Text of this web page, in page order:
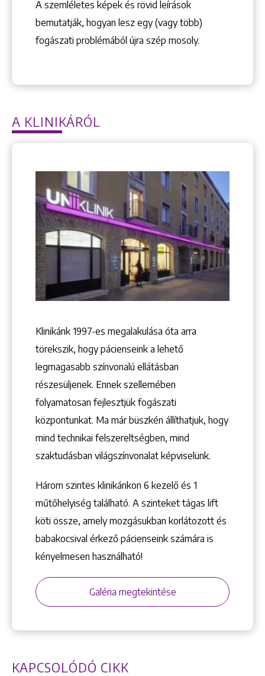
+36 1 222 7250
+36 1 222 9150
1148 Budapest, Örs vezér tere 2.
Keresés
A szemléletes képek és rövid leírások
bemutatják, hogyan lesz egy (vagy több)
fogászati problémából újra szép mosoly.
A KLINIKÁRÓL
Klinikánk 1997-­es megalakulása óta arra
törekszik, hogy pácienseink a lehető
legmagasabb színvonalú ellátásban
részesüljenek. Ennek szellemében
folyamatosan fejlesztjük fogászati
központunkat. Ma már büszkén állíthatjuk, hogy
mind technikai felszereltségben, mind
szaktudásban világszínvonalat képviselünk.
Három szintes klinikánkon 6 kezelő ­és 1
műtőhelyiség található. A szinteket tágas lift
köti össze, amely mozgásukban korlátozott és
babakocsival érkező pácienseink számára is
kényelmesen használható!
Galéria megtekintése
KAPCSOLÓDÓ CIKK